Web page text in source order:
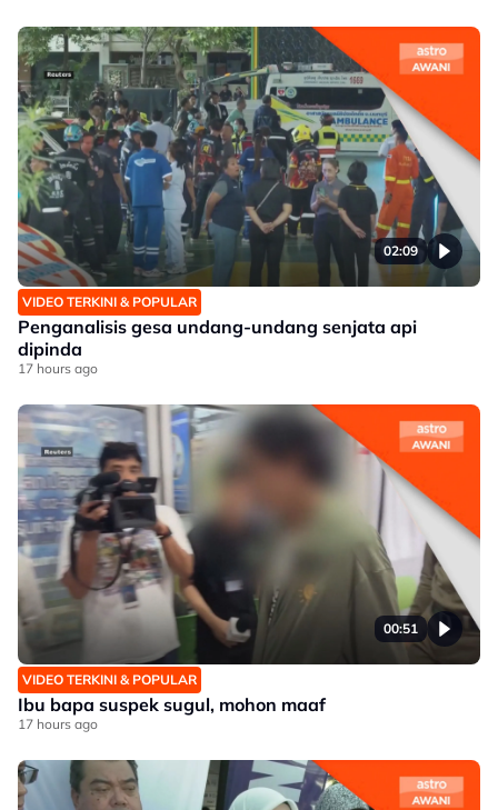
02:09
VIDEO TERKINI & POPULAR
Penganalisis gesa undang-undang senjata api
dipinda
17 hours ago
00:51
VIDEO TERKINI & POPULAR
Ibu bapa suspek sugul, mohon maaf
17 hours ago